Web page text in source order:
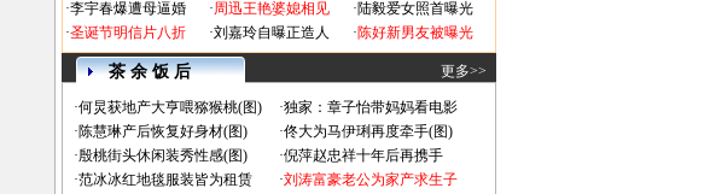
·李宇春爆遭母逼婚
·圣诞节明信片八折
·周迅王艳婆媳相见
·刘嘉玲自曝正造人
·陆毅爱女照首曝光
·陈好新男友被曝光
茶 余 饭 后 更多>>
·何炅获地产大亨喂猕猴桃(图) ·独家：章子怡带妈妈看电影
·陈慧琳产后恢复好身材(图) ·佟大为马伊琍再度牵手(图)
·殷桃街头休闲装秀性感(图) ·倪萍赵忠祥十年后再携手
·范冰冰红地毯服装皆为租赁 ·刘涛富豪老公为家产求生子